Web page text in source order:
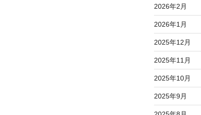
2026年2月
2026年1月
2025年12月
2025年11月
2025年10月
2025年9月